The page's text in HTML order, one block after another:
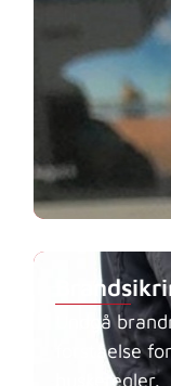
Undgå
forståelse
huskeregler.